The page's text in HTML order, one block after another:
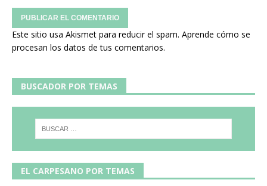
Este sitio usa Akismet para reducir el spam. Aprende cómo se
procesan los datos de tus comentarios.
BUSCADOR POR TEMAS
EL CARPESANO POR TEMAS